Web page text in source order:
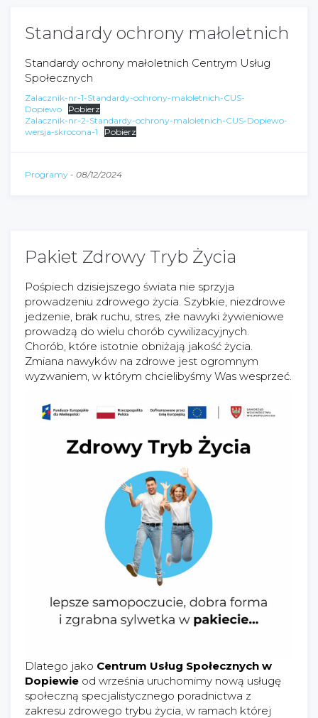
Standardy ochrony małoletnich
Standardy ochrony małoletnich Centrym Usług
Społecznych
Zalacznik-nr-1-Standardy-ochrony-maloletnich-CUS-
Dopiewo
Pobierz
Zalacznik-nr-2-Standardy-ochrony-maloletnich-CUS-Dopiewo-
wersja-skrocona-1
Pobierz
Programy - 08/12/2024
Pakiet Zdrowy Tryb Życia
Pośpiech dzisiejszego świata nie sprzyja
prowadzeniu zdrowego życia. Szybkie, niezdrowe
jedzenie, brak ruchu, stres, złe nawyki żywieniowe
prowadzą do wielu chorób cywilizacyjnych.
Chorób, które istotnie obniżają jakość życia.
Zmiana nawyków na zdrowe jest ogromnym
wyzwaniem, w którym chcielibyśmy Was wesprzeć.
Dlatego jako Centrum Usług Społecznych w
Dopiewie od września uruchomimy nową usługę
społeczną specjalistycznego poradnictwa z
zakresu zdrowego trybu życia, w ramach której